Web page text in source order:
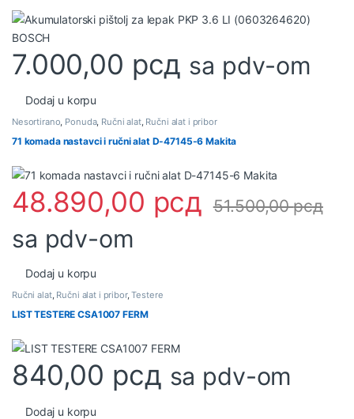
7.000,00 рсд sa pdv-om
Dodaj u korpu
Nesortirano Ponuda, Ručni alat, Ručni alat i pribor
71 komada nastavci i ručni alat D-47145-6 Makita
48.890,00 рсд 51.500,00рсд
sa pdv-om
Dodaj u korpu
Ručni alat, Ručni alat i pribor,Testere
LIST TESTERE CSA1007 FERM
840,00 рсд sa pdv-om
Dodaj u korpu